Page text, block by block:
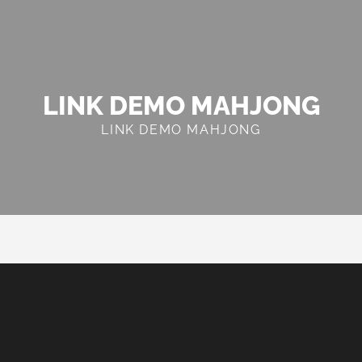
LINK DEMO MAHJONG
LINK DEMO MAHJONG